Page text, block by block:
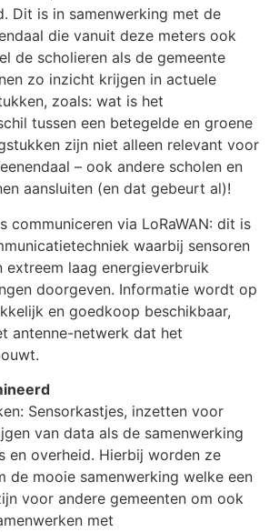
Dit is in samenwerking met de
die vanuit deze meters ook
de scholieren als de gemeente
zo inzicht krijgen in actuele
zoals: wat is het
tussen een betegelde en groene
zijn niet alleen relevant voor
– ook andere scholen en
aansluiten (en dat gebeurt al)!
communiceren via LoRaWAN: dit is
waarbij sensoren
extreem laag energieverbruik
doorgeven. Informatie wordt op
en goedkoop beschikbaar,
antenne-netwerk dat het
Sensorkastjes, inzetten voor
van data als de samenwerking
en overheid. Hierbij worden ze
de mooie samenwerking welke een
voor andere gemeenten om ook
met